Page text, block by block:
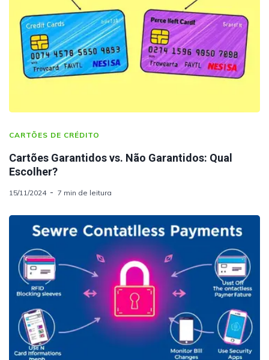
CARTÕES DE CRÉDITO
Cartões Garantidos vs. Não Garantidos: Qual
Escolher?
15/11/2024 7 min de leitura